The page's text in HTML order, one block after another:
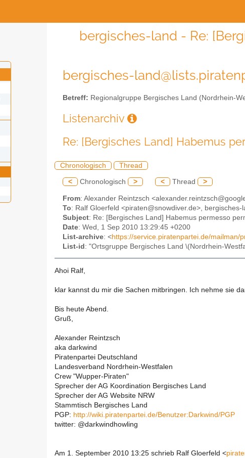
bergisches-land - Re:
bergisches-
Betreff: Regionalgruppe Bergisches Land (Nordrhein-
Listenarchiv
Re: [Bergisches Land] Habemus
Chronologisch Thread
< Chronologisch > < Thread >
From: Alexander Reintzsch
To: Ralf Gloerfeld <piraten@snowdiver.de>,
Subject: Re: [Bergisches Land] Habemus permesso
Date: Wed, 1 Sep 2010 13:29:45 +0200
List-archive: <https://service.piratenpartei.de/mailman/
List-id : "Ortsgruppe Bergisches Land \(Nordrhein-
Ahoi Ralf,
klar kannst du mir die Sachen mitbringen. Ich nehme sie
Bis heute Abend.
Gruß,
Alexander Reintzsch
aka darkwind
Piratenpartei Deutschland
Landesverband Nordrhein-Westfalen
Crew "Wupper-Piraten"
Sprecher der AG Koordination Bergisches Land
Sprecher der AG Website NRW
Stammtisch Bergisches Land
PGP: http://wiki.piratenpartei.de/Benutzer:Darkwind/PGP
twitter: @darkwindhowling
Am 1. September 2010 13:25 schrieb Ralf Gloerfeld <